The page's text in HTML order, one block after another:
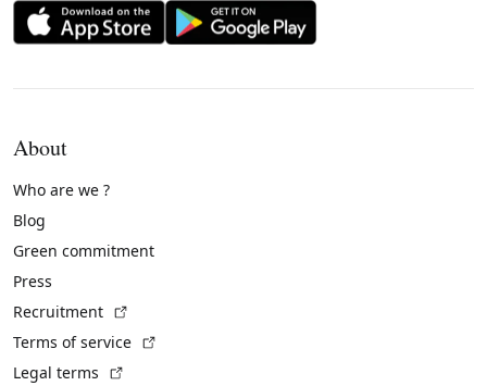
About
Who are we ?
Blog
Green commitment
Press
Recruitment
Terms of service
Legal terms